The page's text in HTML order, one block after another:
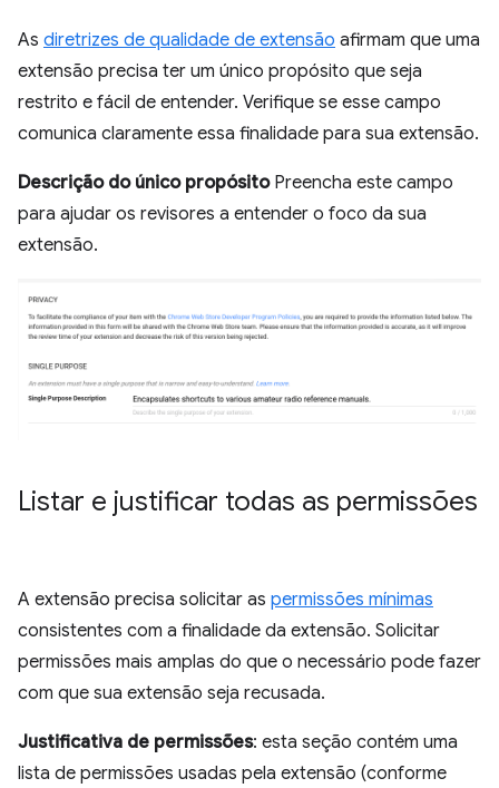
As diretrizes de qualidade de extensão afirmam que uma
extensão precisa ter um único propósito que seja
restrito e fácil de entender. Verifique se esse campo
comunica claramente essa finalidade para sua extensão.
Descrição do único propósitoPreencha este campo
para ajudar os revisores a entender o foco da sua
extensão.
Listar e justificar todas as permissões
A extensão precisa solicitar as permissões mínimas
consistentes com a finalidade da extensão. Solicitar
permissões mais amplas do que o necessário pode fazer
com que sua extensão seja recusada.
Justificativa de permissões: esta seção contém uma
lista de permissões usadas pela extensão (conforme